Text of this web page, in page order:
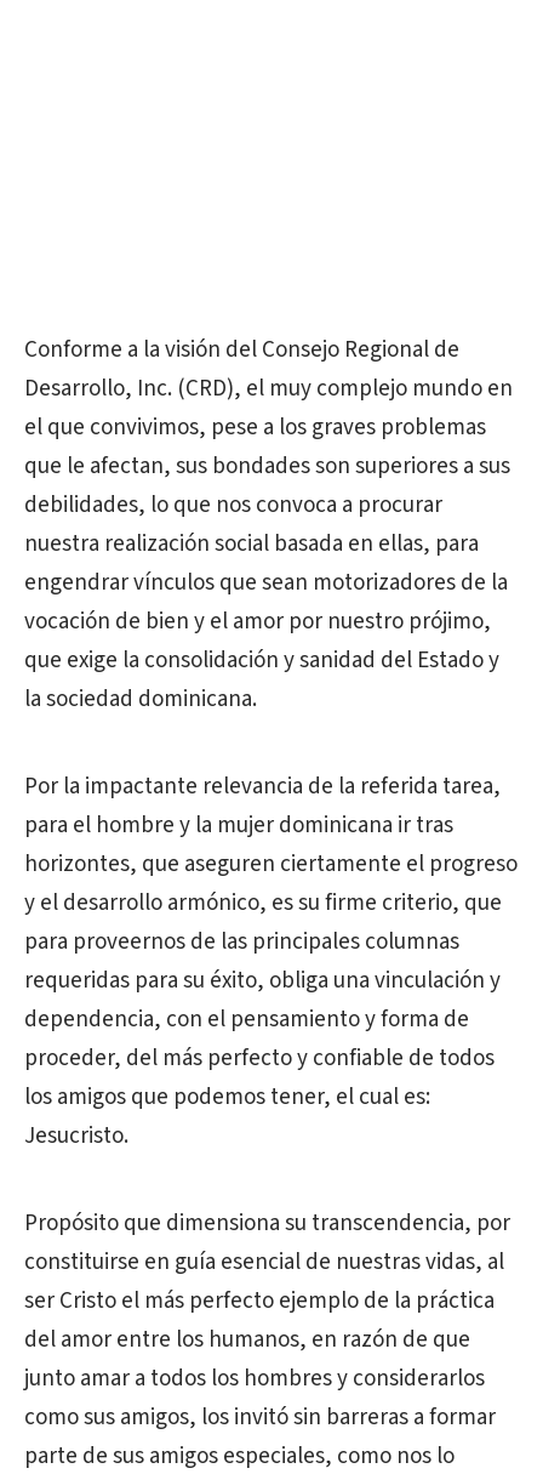
Conforme a la visión del Consejo Regional de
Desarrollo, Inc. (CRD), el muy complejo mundo en
el que convivimos, pese a los graves problemas
que le afectan, sus bondades son superiores a sus
debilidades, lo que nos convoca a procurar
nuestra realización social basada en ellas, para
engendrar vínculos que sean motorizadores de la
vocación de bien y el amor por nuestro prójimo,
que exige la consolidación y sanidad del Estado y
la sociedad dominicana.
Por la impactante relevancia de la referida tarea,
para el hombre y la mujer dominicana ir tras
horizontes, que aseguren ciertamente el progreso
y el desarrollo armónico, es su firme criterio, que
para proveernos de las principales columnas
requeridas para su éxito, obliga una vinculación y
dependencia, con el pensamiento y forma de
proceder, del más perfecto y confiable de todos
los amigos que podemos tener, el cual es:
Jesucristo.
Propósito que dimensiona su transcendencia, por
constituirse en guía esencial de nuestras vidas, al
ser Cristo el más perfecto ejemplo de la práctica
del amor entre los humanos, en razón de que
junto amar a todos los hombres y considerarlos
como sus amigos, los invitó sin barreras a formar
parte de sus amigos especiales, como nos lo